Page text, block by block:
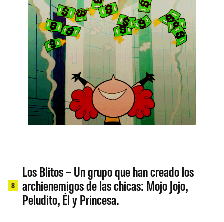
8
Los Blitos – Un grupo que han creado los
archienemigos de las chicas: Mojo Jojo,
Peludito, Él y Princesa.